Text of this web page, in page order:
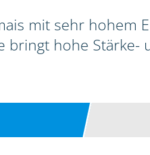
mit sehr
bringt hohe Stärke-